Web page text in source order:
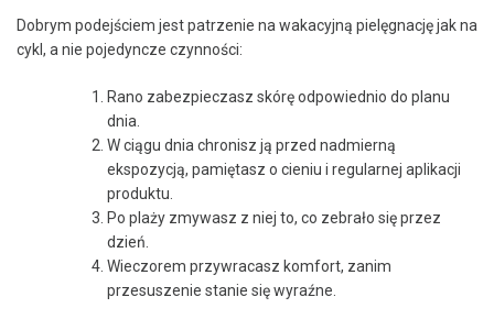
Dobrym podejściem jest patrzenie na wakacyjną pielęgnację jak na
cykl, a nie pojedyncze czynności:
Rano zabezpieczasz skórę odpowiednio do planu
dnia.
W ciągu dnia chronisz ją przed nadmierną
ekspozycją, pamiętasz o cieniu i regularnej aplikacji
produktu.
Po plaży zmywasz z niej to, co zebrało się przez
dzień.
Wieczorem przywracasz komfort, zanim
przesuszenie stanie się wyraźne.